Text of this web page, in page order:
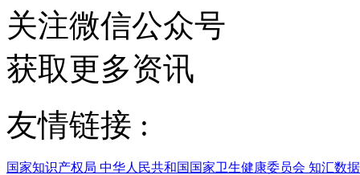
关注微信公众号
获取更多资讯
友情链接 :
国家知识产权局 中华人民共和国国家卫生健康委员会 知汇数